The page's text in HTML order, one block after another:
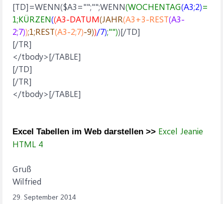
[TD]=WENN($A3="";"";WENN(WOCHENTAG(A3;2)=
1;KÜRZEN((A3-DATUM(JAHR(A3+3-REST(A3-
2;7));1;REST(A3-2;7)-9))/7);""))[/TD]
[/TR]
</tbody>[/TABLE]
[/TD]
[/TR]
</tbody>[/TABLE]
Excel Tabellen im Web darstellen >> Excel Jeanie
HTML 4
Gruß
Wilfried
29. September 2014